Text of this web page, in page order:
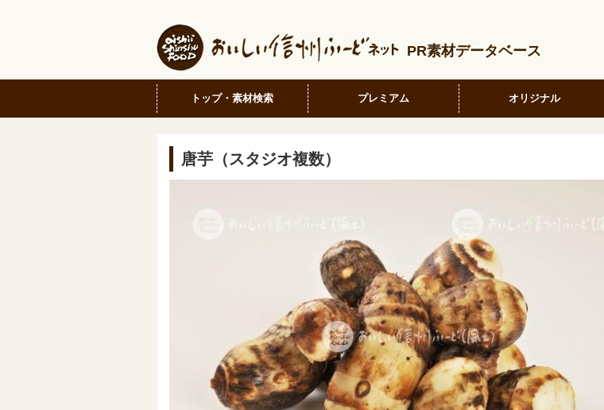
PR素材データベース
トップ・素材検索 プレミアム オリジナル
唐芋（スタジオ複数）